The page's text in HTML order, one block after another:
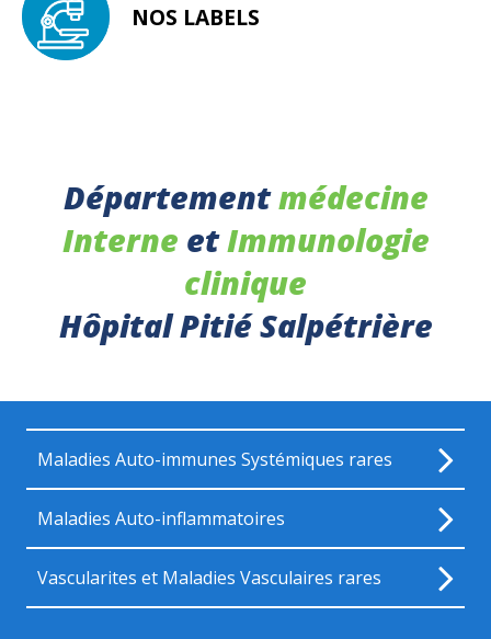
NOS LABELS
Départementmédecine
Interne etImmunologie
clinique
Hôpital Pitié Salpétrière
Maladies Auto-immunes Systémiques rares
Maladies Auto-inflammatoires
Vascularites et Maladies Vasculaires rares